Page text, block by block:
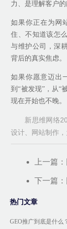
力、是理解客户
如果你正在为网
住、不知道该怎
与维护公司，深
背后的真实焦虑。
如果你愿意迈出
到“被发现”，从“
现在开始也不晚。
新思维网络
设计、网站制作
上一篇：
下一篇：
热门文章
GEO推广到底是什么